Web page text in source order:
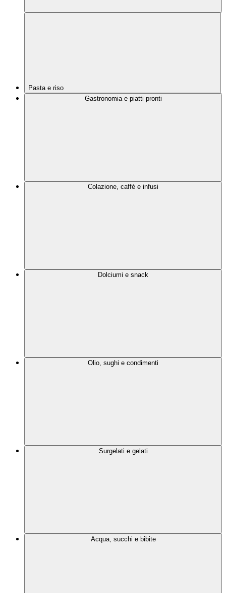
Pasta e riso
Gastronomia e piatti pronti
Colazione, caffè e infusi
Dolciumi e snack
Olio, sughi e condimenti
Surgelati e gelati
Acqua, succhi e bibite